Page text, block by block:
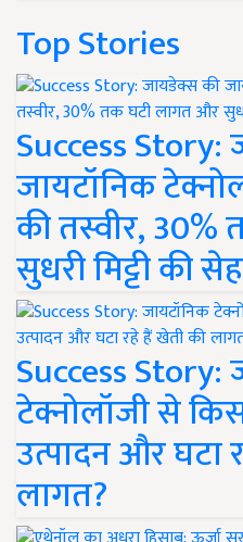
Top Stories
Success
जायटॉनिक
की तस्वीर,
सुधरी मिट्टी की
Success Story:
टेक्नोलॉजी से
उत्पादन और घटा
लागत?